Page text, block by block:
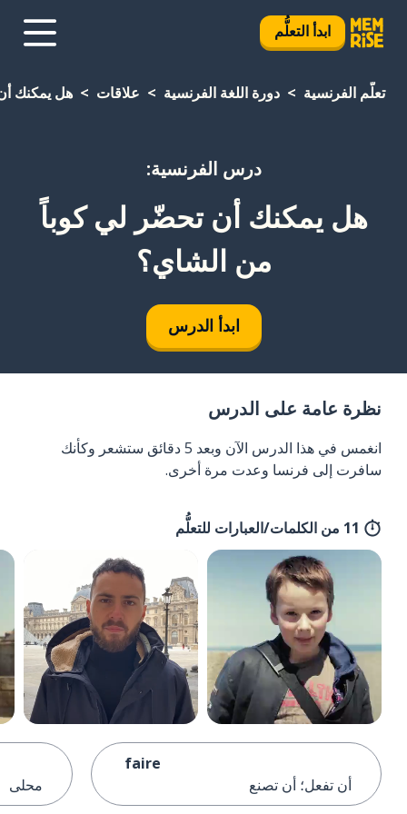
ابدأ التعلُّم
تعلَّم الفرنسية دورة اللغة الفرنسية علاقات هل يمكنك
درس الفرنسية:
هل يمكنك أن تحضّر لي كوباً
من الشاي؟
ابدأ الدرس
نظرة عامة على الدرس
انغمس في هذا الدرس الآن وبعد 5 دقائق ستشعر وكأنك
سافرت إلى فرنسا وعدت مرة أخرى.
11 من الكلمات/العبارات للتعلُّم
faire
أن تفعل؛ أن تصنع
محلى